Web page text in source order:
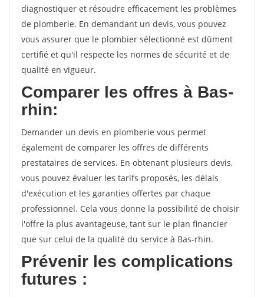
diagnostiquer et résoudre efficacement les problèmes
de plomberie. En demandant un devis, vous pouvez
vous assurer que le plombier sélectionné est dûment
certifié et qu'il respecte les normes de sécurité et de
qualité en vigueur.
Comparer les offres à Bas-
rhin:
Demander un devis en plomberie vous permet
également de comparer les offres de différents
prestataires de services. En obtenant plusieurs devis,
vous pouvez évaluer les tarifs proposés, les délais
d'exécution et les garanties offertes par chaque
professionnel. Cela vous donne la possibilité de choisir
l'offre la plus avantageuse, tant sur le plan financier
que sur celui de la qualité du service à Bas-rhin.
Prévenir les complications
futures :